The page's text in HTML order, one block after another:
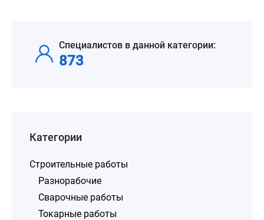
Специалистов в данной категории:
873
Категории
Строительные работы
Разнорабочие
Сварочные работы
Токарные работы